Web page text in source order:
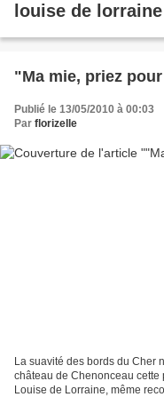
louise de lorraine
"Ma mie, priez
Publié le 13/05/2010 à 00:03
Par florizelle
La suavité des bords du Cher
château de Chenonceau
Louise de Lorraine, même